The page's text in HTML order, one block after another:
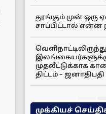
தூங்கும் முன் ஒரு
சாப்பிட்டால் என்ன
வெளிநாட்டிலிருந்து
முதலீட்டுக்காக
திட்டம் – ஜனாதிபதி
முக்கியச்